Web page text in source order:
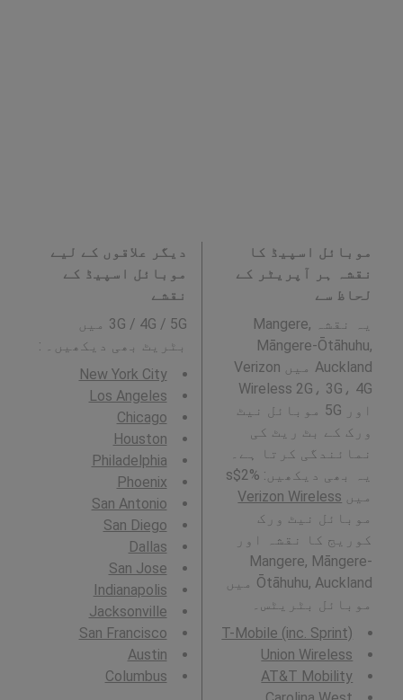
موبائل اسپیڈ کا
نقشہ ہر آپریٹر کے
لحاظ سے
یہ نقشہ Mangere,
Māngere-Ōtāhuhu,
Auckland میں Verizon
Wireless 2G، 3G، 4G
اور 5G موبائل نیٹ
ورک کے بٹ ریٹ کی
نمائندگی کرتا ہے۔
یہ بھی دیکھیں: %2$s
میں Verizon Wireless
موبائل نیٹ ورک
کوریج کا نقشہ اور
Mangere, Māngere-
Ōtāhuhu, Auckland میں
موبائل بٹریٹس۔
T-Mobile (inc. Sprint)
Union Wireless
AT&T Mobility
دیگر علاقوں کے لیے
موبائل اسپیڈ کے
نقشے
3G / 4G / 5G میں
بٹریٹ بھی دیکھیں۔ :
New York City
Los Angeles
Chicago
Houston
Philadelphia
Phoenix
San Antonio
San Diego
Dallas
San Jose
Indianapolis
Jacksonville
San Francisco
Austin
Columbus